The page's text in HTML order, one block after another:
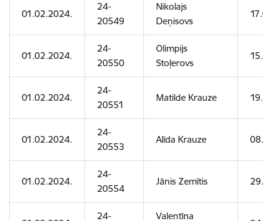
01.02.2024.
24-
20549
Nikolajs
Deņisovs
01.02.2024.
24-
20550
Olimpijs
Stoļerovs
01.02.2024.
24-
20551
Matilde Krauze
01.02.2024.
24-
20553
Alīda Krauze
01.02.2024.
24-
20554
Jānis Zemītis
24-
Valentīna